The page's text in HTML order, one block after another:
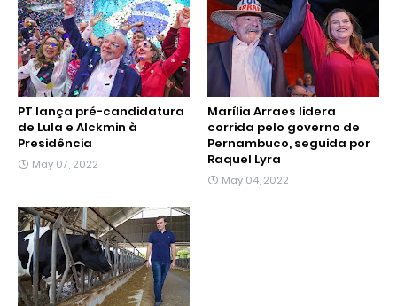
PT lança pré-candidatura
de Lula e Alckmin à
Presidência
May 07, 2022
Marília Arraes lidera
corrida pelo governo de
Pernambuco, seguida por
Raquel Lyra
May 04, 2022